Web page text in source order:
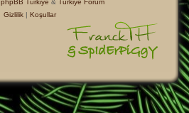
phpBB Türkiye & Türkiye Forum
Gizlilik | Koşullar